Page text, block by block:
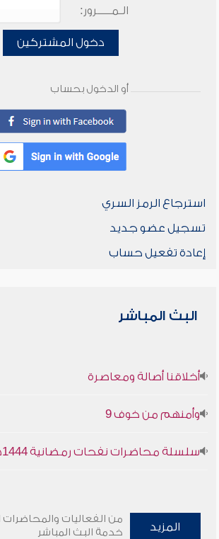
الـمـــــرور:
دخول المشتركين
أو الدخول بحساب
استرجاع الرمز السري
تسجيل عضو جديد
إعادة تفعيل حساب
البث المباشر
أخلاقنا أصالة ومعاصرة
وأمنهم من خوف 9
سلسلة محاضرات نفحات رمضانية 1444هـ
المزيد
من الفعاليات والمحاضرات
خدمة البث المباشر